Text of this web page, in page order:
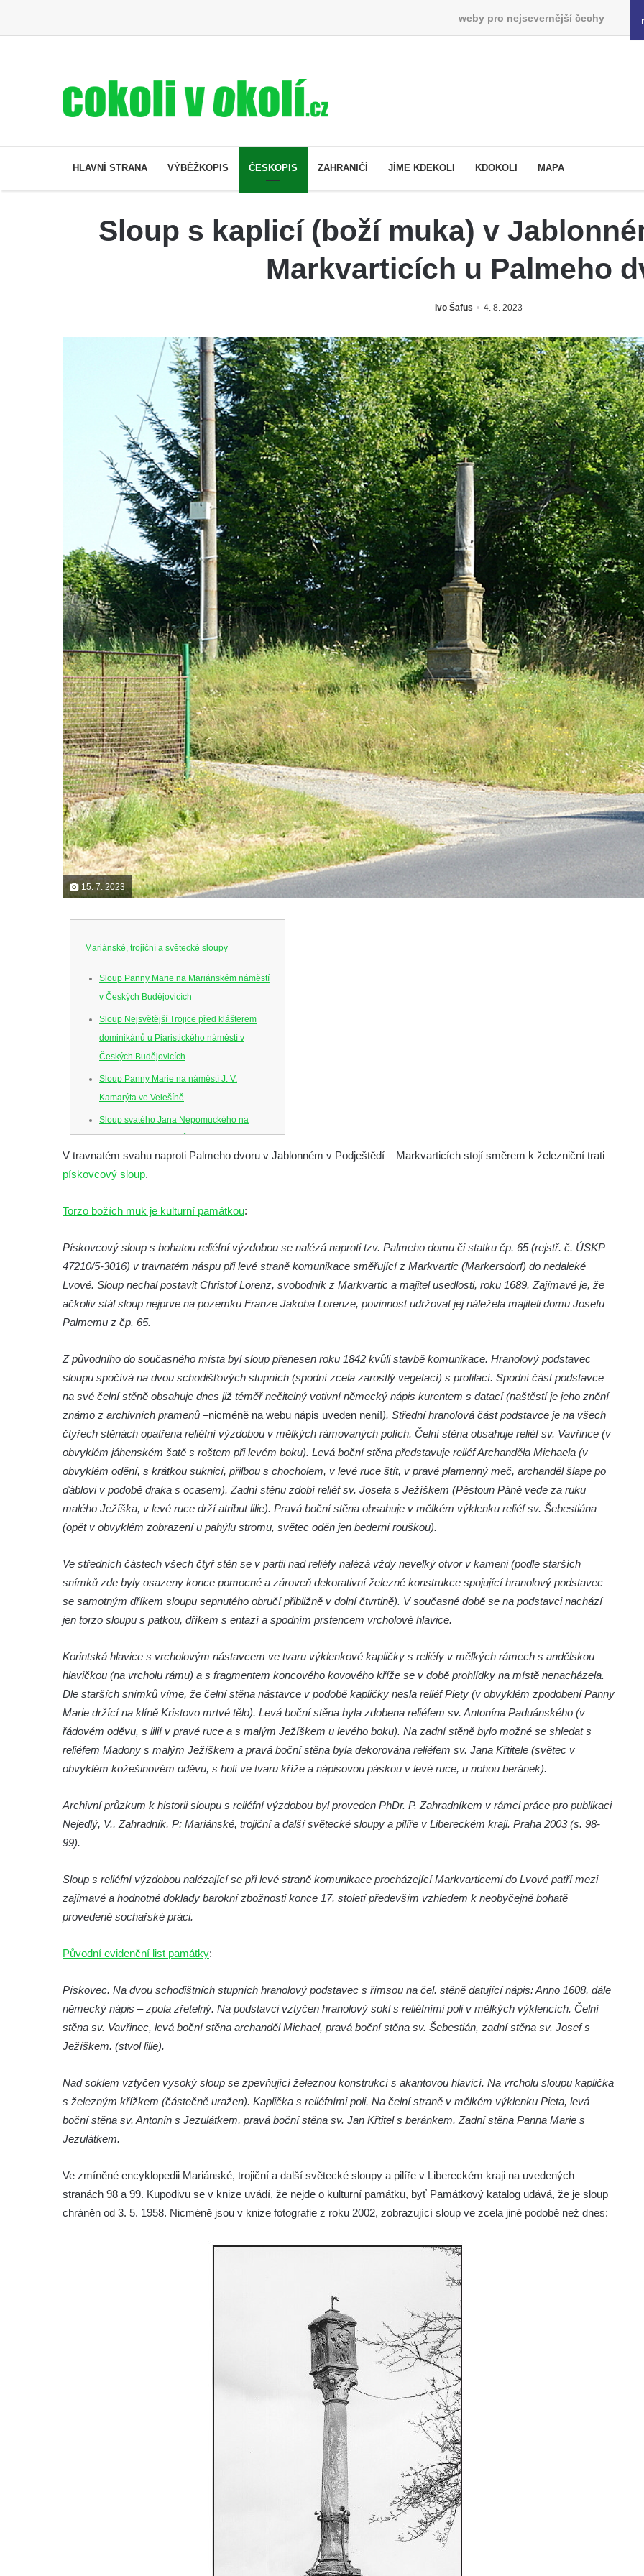
weby pro nejsevernější čechy
HLAVNÍ STRANA VÝBĚŽKOPIS ČESKOPIS ZAHRANIČÍ JÍME KDEKOLI KDOKOLI MAPA
Sloup s kaplicí (boží muka) v
Markvarticích u Palmeho
Ivo Šafus 4. 8. 2023
15. 7. 2023
Mariánské, trojiční a světecké sloupy
Sloup Panny Marie na Mariánském náměstí
v Českých Budějovicích
Sloup Nejsvětější Trojice před klášterem
dominikánů u Piaristického náměstí v
Českých Budějovicích
Sloup Panny Marie na náměstí J. V.
Kamarýta ve Velešíně
Sloup svatého Jana Nepomuckého na
náměstí J. Gurreho v Římově
Sloup Nejsvětější Trojice v Mirošovicích
Sloup se sochou Bolestného Krista (Ecce
Republiky v Duchcově
Sloup Panny Marie u kostela Nalezení
svatého Kříže ve Frýdlantu
Sloup Panny Marie v Hostinném
Sloup Nejsvětější Trojice v Krásné u
Selendrův sloup před klášterem
benediktýnů v Polici nad Metují
Sloup Panny Marie Bolestné v Polici nad
Metují
Sloup svaté Barbory v zámecké zahradě v
Teplicích
Sloup Nejsvětější Trojice před zámkem v
Torzo sloupu svatého Josefa na návsi ve
Sloup se sochou Piety v Kostelní ulici ve
Strupčicích
Sloup Panny Marie u kaple v Brníkově
Socha svatého Prokopa na návsi v
Ředhošti
Sloup svatého Václava u hřbitova v
Postoloprtech
Podještědí – Markvarticích u Palmeho
dvora
Sloup Panny Marie v zámecké zahradě v
Františkem Xaverským v zámeckém parku v
Duchcově
Sloup svatého Vavřince u náměstí Jiřího z
Poděbrad v Duchcově
náměstí v Trutnově
Sloup Panny Marie na Dolním náměstí v
Olomouci
Sloup Panny Marie na Masarykově náměstí
v Hodoníně
V travnatém svahu naproti Palmeho dvoru v Jablonném v Podještědí – Markvarticích stojí směrem k železniční trati
pískovcový sloup.
Torzo božích muk je kulturní památkou:
Pískovcový sloup s bohatou reliéfní výzdobou se nalézá naproti tzv. Palmeho domu či statku čp. 65 (rejstř. č. ÚSKP
47210/5-3016) v travnatém náspu při levé straně komunikace směřující z Markvartic (Markersdorf) do nedaleké
Lvové. Sloup nechal postavit Christof Lorenz, svobodník z Markvartic a majitel usedlosti, roku 1689. Zajímavé je, že
ačkoliv stál sloup nejprve na pozemku Franze Jakoba Lorenze, povinnost udržovat jej náležela majiteli domu Josefu
Palmemu z čp. 65.
Z původního do současného místa byl sloup přenesen roku 1842 kvůli stavbě komunikace. Hranolový podstavec
sloupu spočívá na dvou schodišťových stupních (spodní zcela zarostlý vegetací) s profilací. Spodní část podstavce
na své čelní stěně obsahuje dnes již téměř nečitelný votivní německý nápis kurentem s datací (naštěstí je jeho znění
známo z archivních pramenů –nicméně na webu nápis uveden není!). Střední hranolová část podstavce je na všech
čtyřech stěnách opatřena reliéfní výzdobou v mělkých rámovaných polích. Čelní stěna obsahuje reliéf sv. Vavřince (v
obvyklém jáhenském šatě s roštem při levém boku). Levá boční stěna představuje reliéf Archanděla Michaela (v
obvyklém odění, s krátkou suknicí, přilbou s chocholem, v levé ruce štít, v pravé plamenný meč, archanděl šlape po
ďáblovi v podobě draka s ocasem). Zadní stěnu zdobí reliéf sv. Josefa s Ježíškem (Pěstoun Páně vede za ruku
malého Ježíška, v levé ruce drží atribut lilie). Pravá boční stěna obsahuje v mělkém výklenku reliéf sv. Šebestiána
(opět v obvyklém zobrazení u pahýlu stromu, světec oděn jen bederní rouškou).
Ve středních částech všech čtyř stěn se v partii nad reliéfy nalézá vždy nevelký otvor v kameni (podle starších
snímků zde byly osazeny konce pomocné a zároveň dekorativní železné konstrukce spojující hranolový podstavec
se samotným dříkem sloupu sepnutého obručí přibližně v dolní čtvrtině). V současné době se na podstavci nachází
jen torzo sloupu s patkou, dříkem s entazí a spodním prstencem vrcholové hlavice.
Korintská hlavice s vrcholovým nástavcem ve tvaru výklenkové kapličky s reliéfy v mělkých rámech s andělskou
hlavičkou (na vrcholu rámu) a s fragmentem koncového kovového kříže se v době prohlídky na místě nenacházela.
Dle starších snímků víme, že čelní stěna nástavce v podobě kapličky nesla reliéf Piety (v obvyklém zpodobení Panny
Marie držící na klíně Kristovo mrtvé tělo). Levá boční stěna byla zdobena reliéfem sv. Antonína Paduánského (v
řádovém oděvu, s lilií v pravé ruce a s malým Ježíškem u levého boku). Na zadní stěně bylo možné se shledat s
reliéfem Madony s malým Ježíškem a pravá boční stěna byla dekorována reliéfem sv. Jana Křtitele (světec v
obvyklém kožešinovém oděvu, s holí ve tvaru kříže a nápisovou páskou v levé ruce, u nohou beránek).
Archivní průzkum k historii sloupu s reliéfní výzdobou byl proveden PhDr. P. Zahradníkem v rámci práce pro publikaci
Nejedlý, V., Zahradník, P: Mariánské, trojiční a další světecké sloupy a pilíře v Libereckém kraji. Praha 2003 (s. 98-
99).
Sloup s reliéfní výzdobou nalézající se při levé straně komunikace procházející Markvarticemi do Lvové patří mezi
zajímavé a hodnotné doklady barokní zbožnosti konce 17. století především vzhledem k neobyčejně bohatě
provedené sochařské práci.
Původní evidenční list památky:
Pískovec. Na dvou schodištních stupních hranolový podstavec s římsou na čel. stěně datující nápis: Anno 1608, dále
německý nápis – zpola zřetelný. Na podstavci vztyčen hranolový sokl s reliéfními poli v mělkých výklencích. Čelní
stěna sv. Vavřinec, levá boční stěna archanděl Michael, pravá boční stěna sv. Šebestián, zadní stěna sv. Josef s
Ježíškem. (stvol lilie).
Nad soklem vztyčen vysoký sloup se zpevňující železnou konstrukcí s akantovou hlavicí. Na vrcholu sloupu kaplička
s železným křížkem (částečně uražen). Kaplička s reliéfními poli. Na čelní straně v mělkém výklenku Pieta, levá
boční stěna sv. Antonín s Jezulátkem, pravá boční stěna sv. Jan Křtitel s beránkem. Zadní stěna Panna Marie s
Jezulátkem.
Ve zmíněné encyklopedii Mariánské, trojiční a další světecké sloupy a pilíře v Libereckém kraji na uvedených
stranách 98 a 99. Kupodivu se v knize uvádí, že nejde o kulturní památku, byť Památkový katalog udává, že je sloup
chráněn od 3. 5. 1958. Nicméně jsou v knize fotografie z roku 2002, zobrazující sloup ve zcela jiné podobě než dnes: